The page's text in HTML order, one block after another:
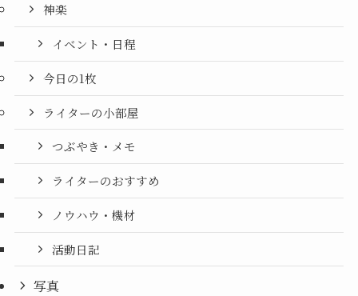
神楽
イベント・日程
今日の1枚
ライターの小部屋
つぶやき・メモ
ライターのおすすめ
ノウハウ・機材
活動日記
写真